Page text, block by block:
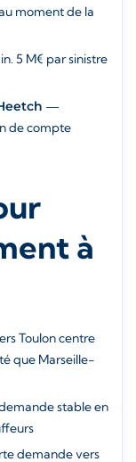
moment de la
5 M€ par sinistre
—
de compte
à
Toulon centre
que Marseille-
stable en
demande vers